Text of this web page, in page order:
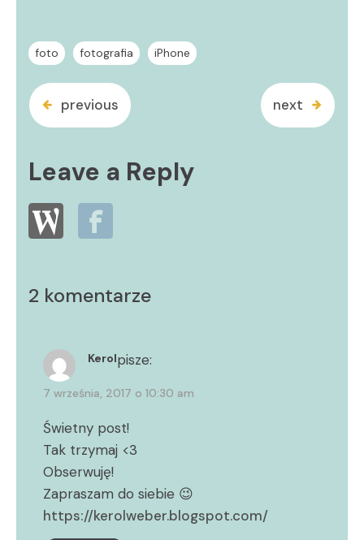
foto fotografia iPhone
previous next
Leave a Reply
2 komentarze
Kerolpisze:
7 września, 2017 o 10:30 am
Świetny post!
Tak trzymaj <3
Obserwuję!
Zapraszam do siebie 😉
https://kerolweber.blogspot.com/